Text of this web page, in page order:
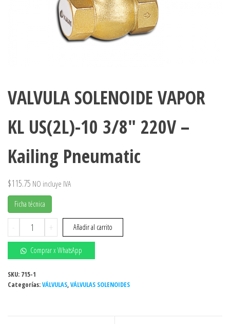
VALVULA SOLENOIDE VAPOR
KL US(2L)-10 3/8″ 220V –
Kailing Pneumatic
$115.75 NO incluye IVA
Ficha técnica
-
VALVULA
SOLENOIDE
VAPOR
KL
US(2L)-10
3/8"
+ Añadir al carrito
Comprar x WhatsApp
SKU: 715-1
Categorías:VÁLVULAS,VÁLVULAS SOLENOIDES